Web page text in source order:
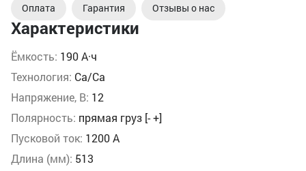
Характеристики
Ёмкость: 190 А·ч
Технология: Ca/Ca
Напряжение, В: 12
Полярность: прямая груз [- +]
Пусковой ток: 1200 А
Длина (мм): 513
Оплата Гарантия Отзывы о нас